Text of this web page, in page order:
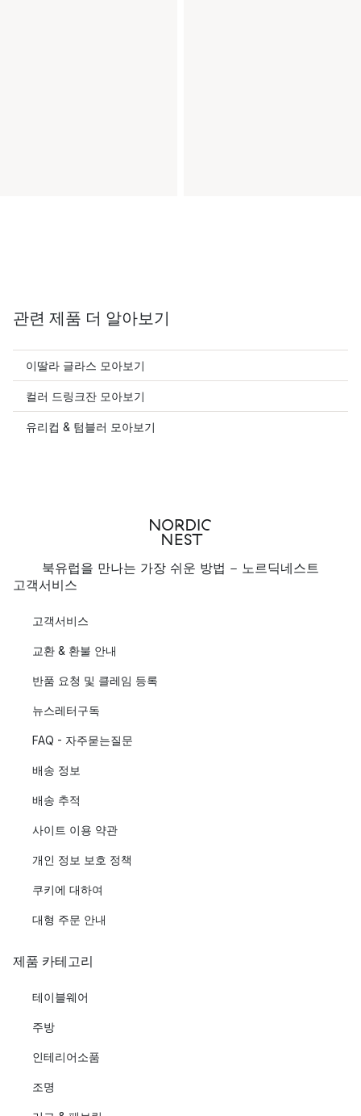
관련 제품 더 알아보기
이딸라 글라스 모아보기
컬러 드링크잔 모아보기
유리컵 & 텀블러 모아보기
북유럽을 만나는 가장 쉬운 방법 - 노르딕네스트
고객서비스
고객서비스
교환 & 환불 안내
반품 요청 및 클레임 등록
뉴스레터구독
FAQ - 자주묻는질문
배송 정보
배송 추적
사이트 이용 약관
개인 정보 보호 정책
쿠키에 대하여
대형 주문 안내
제품 카테고리
테이블웨어
주방
인테리어소품
조명